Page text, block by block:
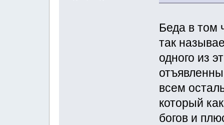
Беда в том
так
одного из
всем
который
богов и